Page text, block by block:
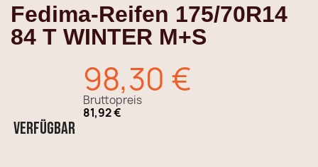
Fedima-Reifen 175/70R14
84 T WINTER M+S
98,30 €
Bruttopreis
81,92 €
Verfügbar